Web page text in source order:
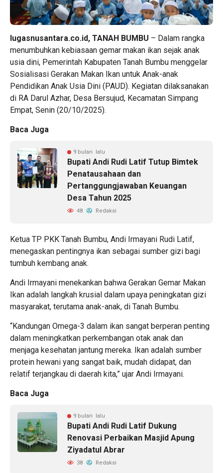
lugasnusantara.co.id, TANAH BUMBU – Dalam rangka
menumbuhkan kebiasaan gemar makan ikan sejak anak
usia dini, Pemerintah Kabupaten Tanah Bumbu menggelar
Sosialisasi Gerakan Makan Ikan untuk Anak-anak
Pendidikan Anak Usia Dini (PAUD). Kegiatan dilaksanakan
di RA Darul Azhar, Desa Bersujud, Kecamatan Simpang
Empat, Senin (20/10/2025).
Baca Juga
9 bulan lalu
Bupati Andi Rudi Latif Tutup Bimtek
Penatausahaan dan
Pertanggungjawaban Keuangan
Desa Tahun 2025
48 Redaksi
Ketua TP PKK Tanah Bumbu, Andi Irmayani Rudi Latif,
menegaskan pentingnya ikan sebagai sumber gizi bagi
tumbuh kembang anak.
Andi Irmayani menekankan bahwa Gerakan Gemar Makan
Ikan adalah langkah krusial dalam upaya peningkatan gizi
masyarakat, terutama anak-anak, di Tanah Bumbu.
“Kandungan Omega-3 dalam ikan sangat berperan penting
dalam meningkatkan perkembangan otak anak dan
menjaga kesehatan jantung mereka. Ikan adalah sumber
protein hewani yang sangat baik, mudah didapat, dan
relatif terjangkau di daerah kita,” ujar Andi Irmayani.
Baca Juga
9 bulan lalu
Bupati Andi Rudi Latif Dukung
Renovasi Perbaikan Masjid Apung
Ziyadatul Abrar
38 Redaksi